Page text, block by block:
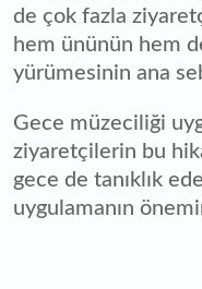
de çok fazla
hem ününün hem
yürümesinin ana
Gece müzeciliği
ziyaretçilerin bu
gece de tanıklık
uygulamanın